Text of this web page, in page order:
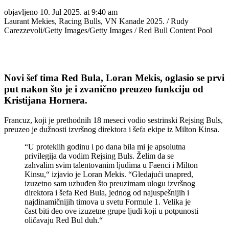
objavljeno 10. Jul 2025. at 9:40 am
Laurant Mekies, Racing Bulls, VN Kanade 2025. / Rudy
Carezzevoli/Getty Images/Getty Images / Red Bull Content Pool
Novi šef tima Red Bula, Loran Mekis, oglasio se prvi
put nakon što je i zvanično preuzeo funkciju od
Kristijana Hornera.
Francuz, koji je prethodnih 18 meseci vodio sestrinski Rejsing Buls,
preuzeo je dužnosti izvršnog direktora i šefa ekipe iz Milton Kinsa.
“U proteklih godinu i po dana bila mi je apsolutna
privilegija da vodim Rejsing Buls. Želim da se
zahvalim svim talentovanim ljudima u Faenci i Milton
Kinsu,“ izjavio je Loran Mekis. “Gledajući unapred,
izuzetno sam uzbuđen što preuzimam ulogu izvršnog
direktora i šefa Red Bula, jednog od najuspešnijih i
najdinamičnijih timova u svetu Formule 1. Velika je
čast biti deo ove izuzetne grupe ljudi koji u potpunosti
oličavaju Red Bul duh.“